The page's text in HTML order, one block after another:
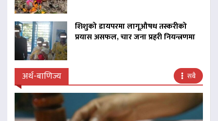
शिशुको डायपरमा लागूऔषध तस्करीको
प्रयास असफल, चार जना प्रहरी नियन्त्रणमा
अर्थ-बाणिज्य सबै